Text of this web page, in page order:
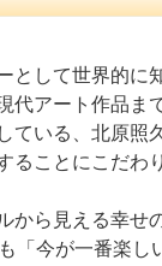
として世界的に
代アート作品ま
ている、北原照
ることにこだわ
から見える幸せ
「今が一番楽し